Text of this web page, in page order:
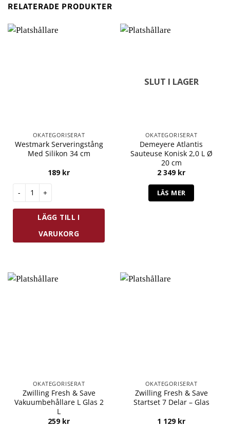
RELATERADE PRODUKTER
OKATEGORISERAT
Westmark Serveringstång
Med Silikon 34 cm
189 kr
Westmark Serveringstång Med Silikon 34 cm mängd
LÄGG TILL I
VARUKORG
SLUT I LAGER
OKATEGORISERAT
Demeyere Atlantis
Sauteuse Konisk 2,0 L Ø
20 cm
2 349 kr
LÄS MER
OKATEGORISERAT
Zwilling Fresh & Save
Vakuumbehållare L Glas 2
L
259 kr
OKATEGORISERAT
Zwilling Fresh & Save
Startset 7 Delar – Glas
1 129 kr